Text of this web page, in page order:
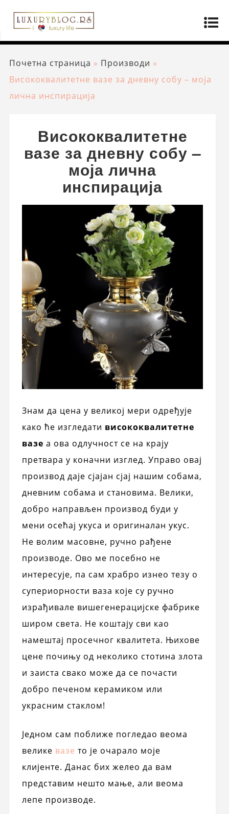
Почетна страница » Производи »
Висококвалитетне вазе за дневну собу – моја
лична инспирација
Висококвалитетне
вазе за дневну собу –
моја лична
инспирација
Знам да цена у великој мери одређује
како ће изгледати висококвалитетне
вазе а ова одлучност се на крају
претвара у коначни изглед. Управо овај
производ даје сјајан сјај нашим собама,
дневним собама и становима. Велики,
добро направљен производ буди у
мени осећај укуса и оригиналан укус.
Не волим масовне, ручно рађене
производе. Ово ме посебно не
интересује, па сам храбро изнео тезу о
супериорности ваза које су ручно
израђивале вишегенерацијске фабрике
широм света. Не коштају сви као
намештај просечног квалитета. Њихове
цене почињу од неколико стотина злота
и заиста свако може да се почасти
добро печеном керамиком или
украсним стаклом!
Једном сам поближе погледао веома
велике вазе то је очарало моје
клијенте. Данас бих желео да вам
представим нешто мање, али веома
лепе производе.